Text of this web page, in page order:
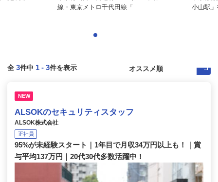
線・東京メトロ千代田線「...
小山駅
全 3件中 1 - 3件を表示
NEW
ALSOKのセキュリティスタッフ
ALSOK株式会社
正社員
95%が未経験スタート｜1年目で月収34万円以上も！｜賞
与平均137万円｜20代30代多数活躍中！